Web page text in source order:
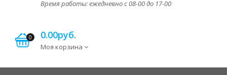
Время работы: ежедневно с 08-00 до 17-00
0 0.00руб.
Моя корзина